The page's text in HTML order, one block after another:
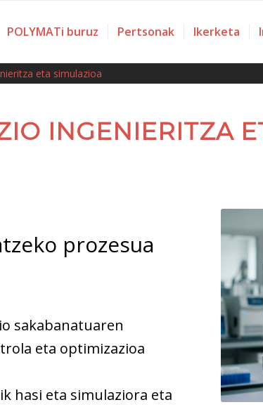
POLYMATi buruz Pertsonak Ikerketa
eta simulazioa
INGENIERITZA
prozesua
sakabanatuaren
eta optimizazioa
hasi eta simulaziora eta